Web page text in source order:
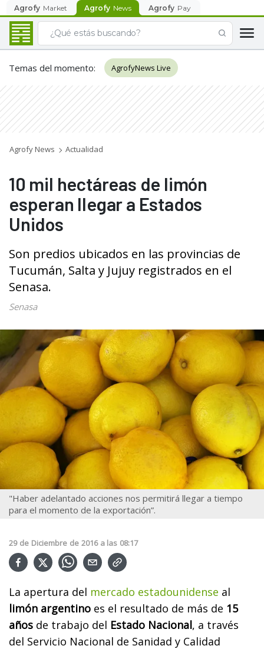
Agrofy Market Agrofy News Agrofy Pay
Temas del momento: AgrofyNews Live
Agrofy News Actualidad
10 mil hectáreas de limón
esperan llegar a Estados
Unidos
Son predios ubicados en las provincias de
Tucumán, Salta y Jujuy registrados en el
Senasa.
Senasa
"Haber adelantado acciones nos permitirá llegar a tiempo
para el momento de la exportación”.
29 de Diciembre de 2016 a las 08:17
La apertura del mercado estadounidense al
limón argentino es el resultado de más de 15
años de trabajo del Estado Nacional, a través
del Servicio Nacional de Sanidad y Calidad